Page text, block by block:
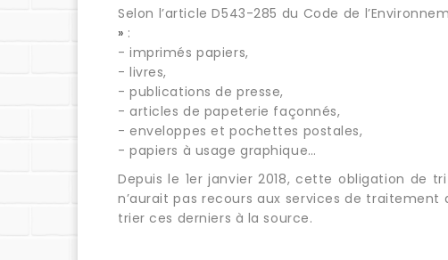
Selon l’article D543-285 du Code de
» :
- imprimés papiers,
- livres,
- publications de presse,
- articles de papeterie façonnés,
- enveloppes et pochettes postales,
- papiers à usage graphique…
Depuis le 1er janvier 2018, cette obligation de
n’aurait pas recours aux services de traitement
trier ces derniers à la source.